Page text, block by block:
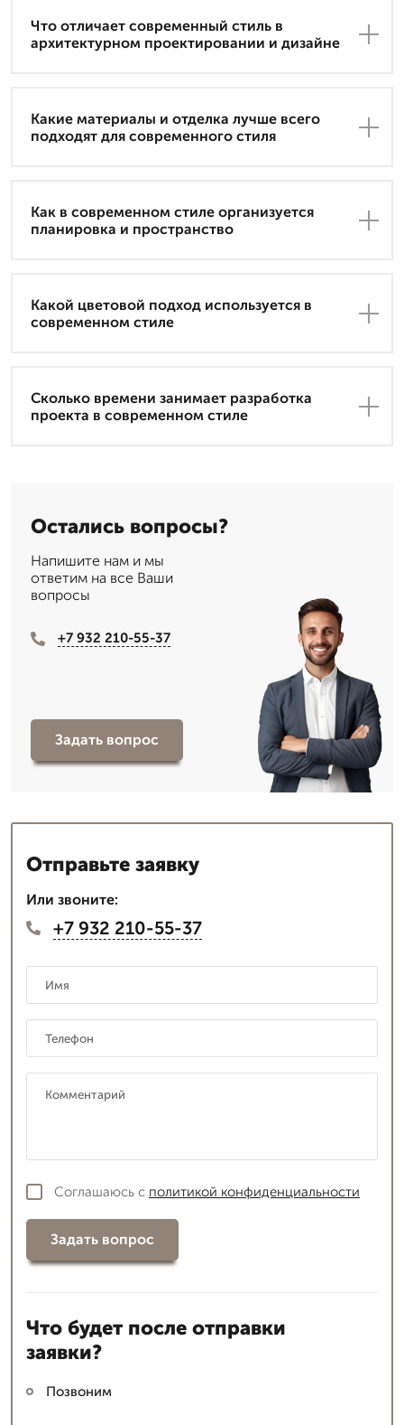
Что отличает современный стиль в
архитектурном проектировании и дизайне
Какие материалы и отделка лучше всего
подходят для современного стиля
Как в современном стиле организуется
планировка и пространство
Какой цветовой подход используется в
современном стиле
Сколько времени занимает разработка
проекта в современном стиле
Остались вопросы?
Напишите нам и мы
ответим на все Ваши
вопросы
+7 932 210-55-37
Задать вопрос
Отправьте заявку
Или звоните:
+7 932 210-55-37
Соглашаюсь с политикой конфиденциальности
Задать вопрос
Что будет после отправки
заявки?
Позвоним